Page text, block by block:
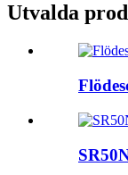
Utvalda